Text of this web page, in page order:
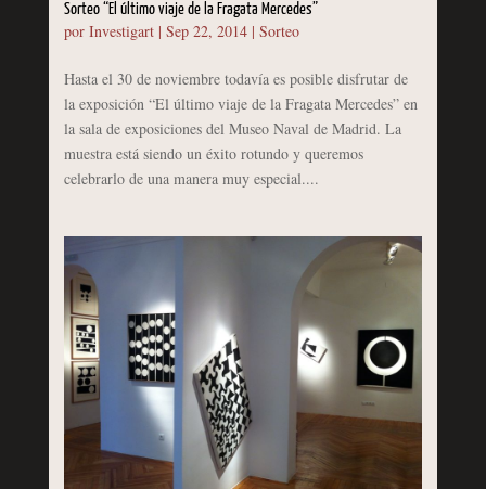
Sorteo “El último viaje de la Fragata Mercedes”
por Investigart| Sep 22, 2014| Sorteo
Hasta el 30 de noviembre todavía es posible disfrutar de
la exposición “El último viaje de la Fragata Mercedes” en
la sala de exposiciones del Museo Naval de Madrid. La
muestra está siendo un éxito rotundo y queremos
celebrarlo de una manera muy especial....